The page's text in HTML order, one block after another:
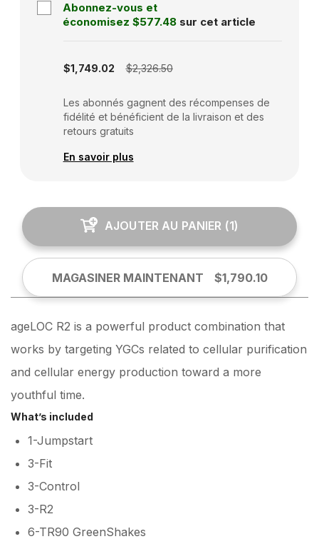
Abonnez-vous et
économisez $577.48 sur cet article
$1,749.02 $2,326.50
Les abonnés gagnent des récompenses de
fidélité et bénéficient de la livraison et des
retours gratuits
En savoir plus
AJOUTER AU PANIER (1)
MAGASINER MAINTENANT $1,790.10
ageLOC R2 is a powerful product combination that
works by targeting YGCs related to cellular purification
and cellular energy production toward a more
youthful time.
What’s included
1-Jumpstart
3-Fit
3-Control
3-R2
6-TR90 GreenShakes